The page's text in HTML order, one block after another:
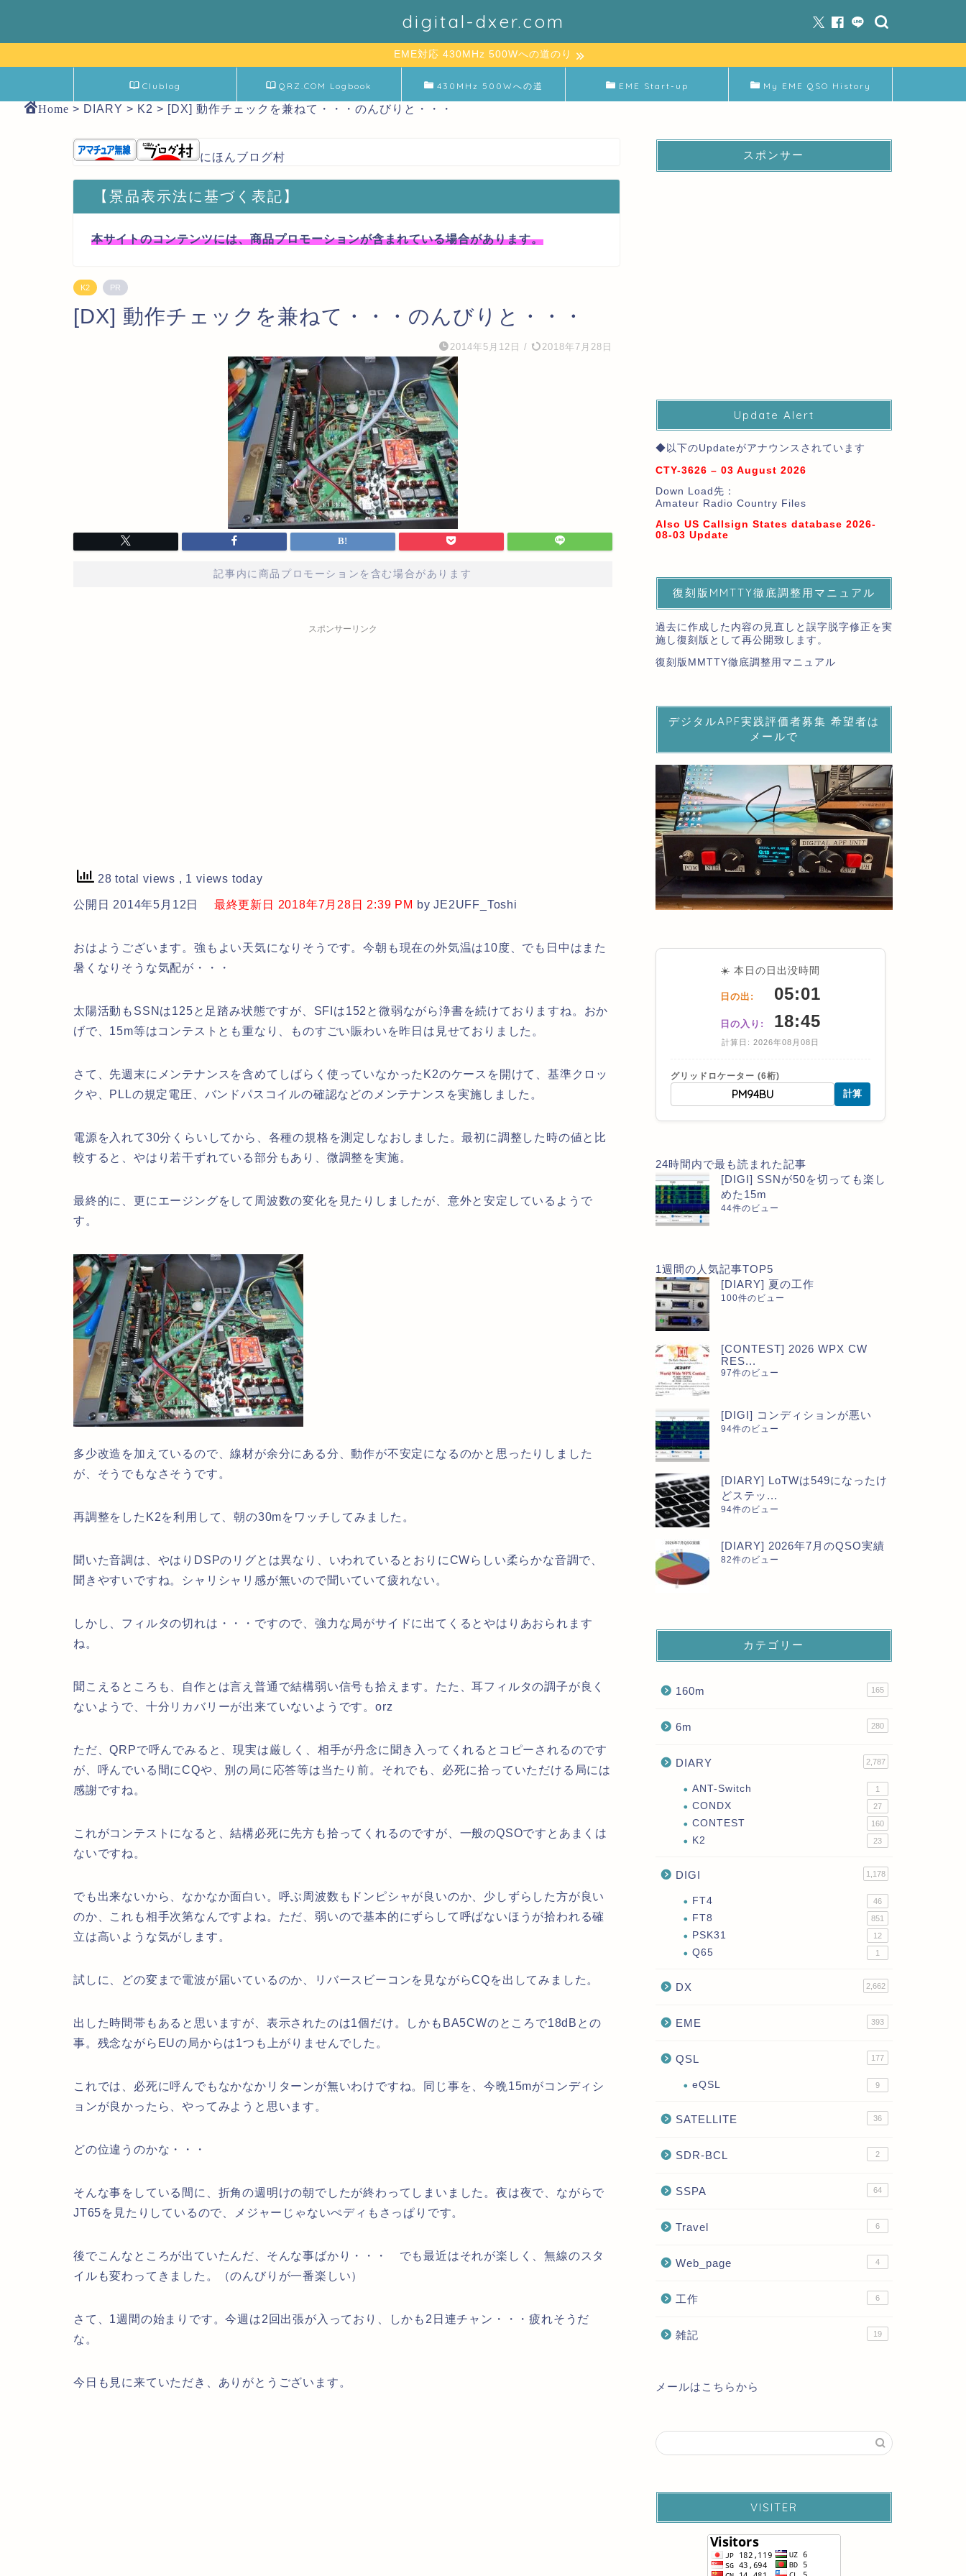
digital-dxer.com
EME対応 430MHz 500Wへの道のり
Clublog QRZ.COM Logbook 430MHz 500Wへの道 EME Start-up My EME QSO History
Home > DIARY > K2 > [DX] 動作チェックを兼ねて・・・のんびりと・・・
にほんブログ村
【景品表示法に基づく表記】
本サイトのコンテンツには、商品プロモーションが含まれている場合があります。
K2 PR
[DX] 動作チェックを兼ねて・・・のんびりと・・・
2014年5月12日 / 2018年7月28日
記事内に商品プロモーションを含む場合があります
スポンサーリンク
28 total views , 1 views today
公開日 2014年5月12日 最終更新日 2018年7月28日 2:39 PM by JE2UFF_Toshi
おはようございます。強もよい天気になりそうです。今朝も現在の外気温は10度、でも日中はまた
暑くなりそうな気配が・・・
太陽活動もSSNは125と足踏み状態ですが、SFIは152と微弱ながら浄書を続けておりますね。おか
げで、15m等はコンテストとも重なり、ものすごい賑わいを昨日は見せておりました。
さて、先週末にメンテナンスを含めてしばらく使っていなかったK2のケースを開けて、基準クロッ
クや、PLLの規定電圧、バンドパスコイルの確認などのメンテナンスを実施しました。
電源を入れて30分くらいしてから、各種の規格を測定しなおしました。最初に調整した時の値と比
較すると、やはり若干ずれている部分もあり、微調整を実施。
最終的に、更にエージングをして周波数の変化を見たりしましたが、意外と安定しているようで
す。
多少改造を加えているので、線材が余分にある分、動作が不安定になるのかと思ったりしました
が、そうでもなさそうです。
再調整をしたK2を利用して、朝の30mをワッチしてみました。
聞いた音調は、やはりDSPのリグとは異なり、いわれているとおりにCWらしい柔らかな音調で、
聞きやすいですね。シャリシャリ感が無いので聞いていて疲れない。
しかし、フィルタの切れは・・・ですので、強力な局がサイドに出てくるとやはりあおられます
ね。
聞こえるところも、自作とは言え普通で結構弱い信号も拾えます。たた、耳フィルタの調子が良く
ないようで、十分リカバリーが出来ていないようです。orz
ただ、QRPで呼んでみると、現実は厳しく、相手が丹念に聞き入ってくれるとコピーされるのです
が、呼んでいる間にCQや、別の局に応答等は当たり前。それでも、必死に拾っていただける局には
感謝ですね。
これがコンテストになると、結構必死に先方も拾ってくれるのですが、一般のQSOですとあまくは
ないですね。
でも出来ないから、なかなか面白い。呼ぶ周波数もドンピシャが良いのか、少しずらした方が良い
のか、これも相手次第なんですよね。ただ、弱いので基本的にずらして呼ばないほうが拾われる確
立は高いような気がします。
試しに、どの変まで電波が届いているのか、リバースビーコンを見ながらCQを出してみました。
出した時間帯もあると思いますが、表示されたのは1個だけ。しかもBA5CWのところで18dBとの
事。残念ながらEUの局からは1つも上がりませんでした。
これでは、必死に呼んでもなかなかリターンが無いわけですね。同じ事を、今晩15mがコンディシ
ョンが良かったら、やってみようと思います。
どの位違うのかな・・・
そんな事をしている間に、折角の週明けの朝でしたが終わってしまいました。夜は夜で、ながらで
JT65を見たりしているので、メジャーじゃないぺディもさっぱりです。
後でこんなところが出ていたんだ、そんな事ばかり・・・ でも最近はそれが楽しく、無線のスタ
イルも変わってきました。（のんびりが一番楽しい）
さて、1週間の始まりです。今週は2回出張が入っており、しかも2日連チャン・・・疲れそうだ
な。
今日も見に来ていただき、ありがとうございます。
スポンサー
Update Alert
◆以下のUpdateがアナウンスされています
CTY-3626 – 03 August 2026
Down Load先：
Amateur Radio Country Files
Also US Callsign States database 2026-
08-03 Update
復刻版MMTTY徹底調整用マニュアル
過去に作成した内容の見直しと誤字脱字修正を実
施し復刻版として再公開致します。
復刻版MMTTY徹底調整用マニュアル
デジタルAPF実践評価者募集 希望者は
メールで
☀️ 本日の日出没時間
日の出: 05:01
日の入り: 18:45
計算日: 2026年08月08日
グリッドロケーター (6桁)
計算
24時間内で最も読まれた記事
[DIGI] SSNが50を切っても楽し
めた15m
44件のビュー
1週間の人気記事TOP5
[DIARY] 夏の工作
100件のビュー
[CONTEST] 2026 WPX CW
RES...
97件のビュー
[DIGI] コンディションが悪い
94件のビュー
[DIARY] LoTWは549になったけ
どステッ...
94件のビュー
[DIARY] 2026年7月のQSO実績
82件のビュー
カテゴリー
160m 165
6m 280
DIARY 2,787
ANT-Switch 1
CONDX 27
CONTEST 160
K2 23
DIGI 1,178
FT4 46
FT8 851
PSK31 12
Q65 1
DX 2,662
EME 393
QSL 177
eQSL 9
SATELLITE 36
SDR-BCL 2
SSPA 64
Travel 6
Web_page 4
工作 6
雑記 19
メールはこちらから
VISITER